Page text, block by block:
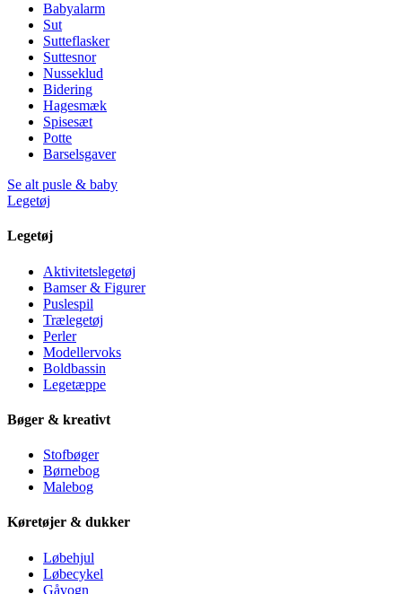
Babyalarm
Sut
Sutteflasker
Suttesnor
Nusseklud
Bidering
Hagesmæk
Spisesæt
Potte
Barselsgaver
Se alt pusle & baby
Legetøj
Legetøj
Aktivitetslegetøj
Bamser & Figurer
Puslespil
Trælegetøj
Perler
Modellervoks
Boldbassin
Legetæppe
Bøger & kreativt
Stofbøger
Børnebog
Malebog
Køretøjer & dukker
Løbehjul
Løbecykel
Gåvogn